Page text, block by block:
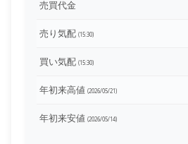
売買代金
売り気配 (15:30)
買い気配 (15:30)
年初来高値 (2026/05/21)
年初来安値 (2026/05/14)